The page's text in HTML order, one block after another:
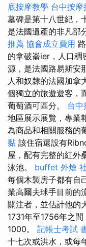
底按摩教學 台中按摩
墓碑是第十八世紀，
是法國遺產的非凡部
推薦 協會成立費用
的拿破崙ier，人口稠
源，是法國路易斯安
人和奴隸的法國加拿
個獨立的旅遊遊客，
葡萄酒可區分。 台中
地區展示展覽，專業
為商品和相關服務的
黏 該住宿還設有
屋，配有完整的紅外
泳池。 buffet 外燴
每個木製房子都有自
業高爾夫球手目前的
關注者，並估計他的
1731年至1756年之
1000。 記帳士考試
十七次或洪水，或每